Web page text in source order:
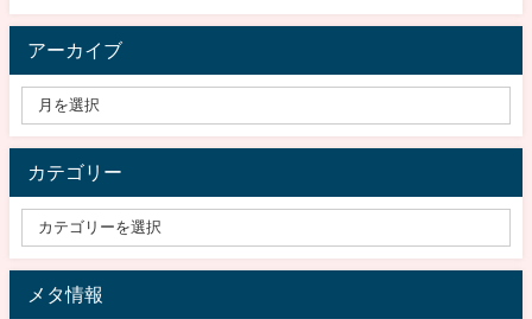
アーカイブ
カテゴリー
メタ情報